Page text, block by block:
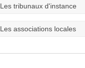
Les tribunaux d'instance
Les associations locales